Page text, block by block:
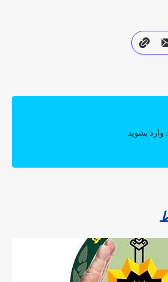
وارد بشوید.